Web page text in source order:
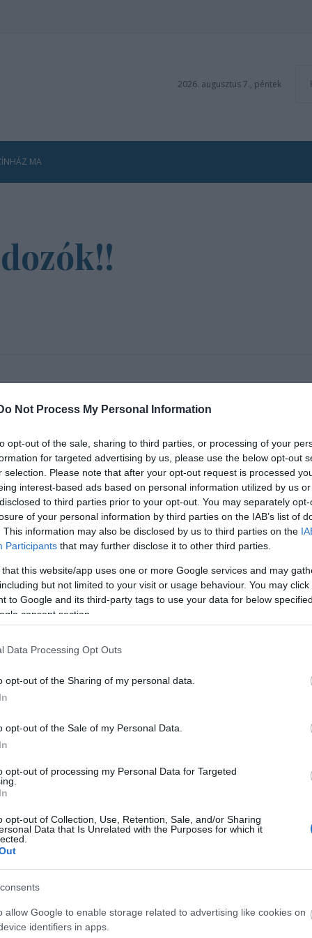
Not Process My Personal Information
opt-out of the sale, sharing to third parties, or processing of your
for targeted advertising by us, please use the below opt-out
selection. Please note that after your opt-out request is processed
interest-based ads based on personal information utilized by us
to third parties prior to your opt-out. You may separately
of your personal information by third parties on the IAB’s list of
This information may also be disclosed by us to third parties on the
Participants that may further disclose it to other third parties.
that this website/app uses one or more Google services and may
but not limited to your visit or usage behaviour. You may
to Google and its third-party tags to use your data for below
consent section.
Data Processing Opt Outs
opt-out of the Sharing of my personal data.
opt-out of the Sale of my Personal Data.
opt-out of processing my Personal Data for Targeted
opt-out of Collection, Use, Retention, Sale, and/or Sharing
Data that Is Unrelated with the Purposes for which it
allow Google to enable storage related to advertising like cookies on
identifiers in apps.
2026. augusztus 7., péntek
MA
falvédõrõl címû elõadása betegség miatt
16-ra, illetve a november 4-ei és november
a
mellett is közel 6000 nézőt
tartalomnak minősülnek, értük a
üzemeltetője